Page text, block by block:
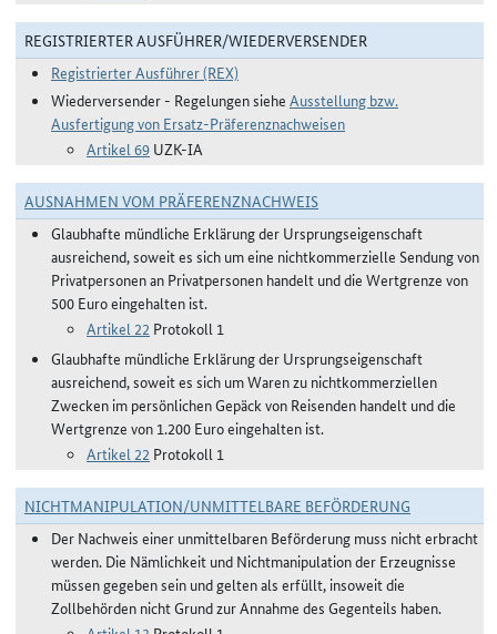
REGISTRIERTER AUSFÜHRER/WIEDERVERSENDER
Registrierter Ausführer (REX)
Wiederversender - Regelungen siehe Ausstellung bzw.
Ausfertigung von Ersatz-Präferenznachweisen
Artikel 69 UZK-IA
AUSNAHMEN VOM PRÄFERENZNACHWEIS
Glaubhafte mündliche Erklärung der Ursprungseigenschaft
ausreichend, soweit es sich um eine nichtkommerzielle Sendung von
Privatpersonen an Privatpersonen handelt und die Wertgrenze von
500 Euro eingehalten ist.
Artikel 22 Protokoll 1
Glaubhafte mündliche Erklärung der Ursprungseigenschaft
ausreichend, soweit es sich um Waren zu nichtkommerziellen
Zwecken im persönlichen Gepäck von Reisenden handelt und die
Wertgrenze von 1.200 Euro eingehalten ist.
Artikel 22 Protokoll 1
NICHTMANIPULATION/UNMITTELBARE BEFÖRDERUNG
Der Nachweis einer unmittelbaren Beförderung muss nicht erbracht
werden. Die Nämlichkeit und Nichtmanipulation der Erzeugnisse
müssen gegeben sein und gelten als erfüllt, insoweit die
Zollbehörden nicht Grund zur Annahme des Gegenteils haben.